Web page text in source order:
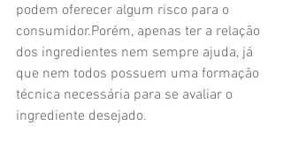
podem oferecer algum risco para o
consumidor.Porém, apenas ter a relação
dos ingredientes nem sempre ajuda, já
que nem todos possuem uma formação
técnica necessária para se avaliar o
ingrediente desejado.